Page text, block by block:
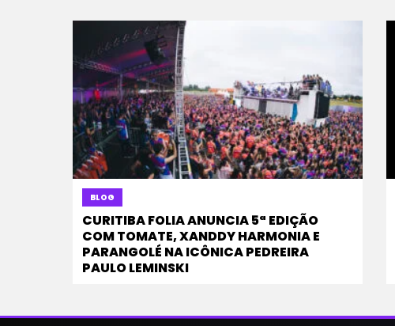
BLOG
CURITIBA FOLIA ANUNCIA 5ª EDIÇÃO
COM TOMATE, XANDDY HARMONIA E
PARANGOLÉ NA ICÔNICA PEDREIRA
PAULO LEMINSKI